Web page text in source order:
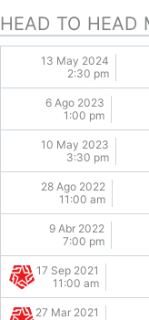
HEAD TO HEAD
13 May 2024
2:30 pm
6 Ago 2023
1:00 pm
10 May 2023
3:30 pm
28 Ago 2022
11:00 am
9 Abr 2022
7:00 pm
17 Sep 2021
11:00 am
27 Mar 2021